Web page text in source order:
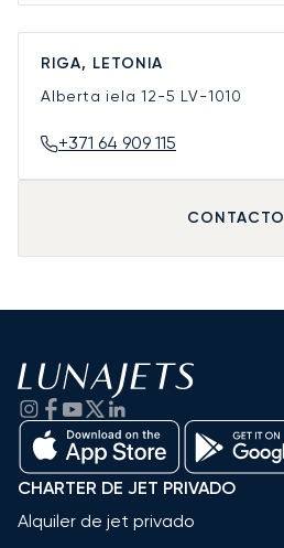
RIGA, LETONIA
Alberta iela 12-5 LV-1010
+371 64 909 115
CONTACTO
CHARTER DE JET PRIVADO
Alquiler de jet privado